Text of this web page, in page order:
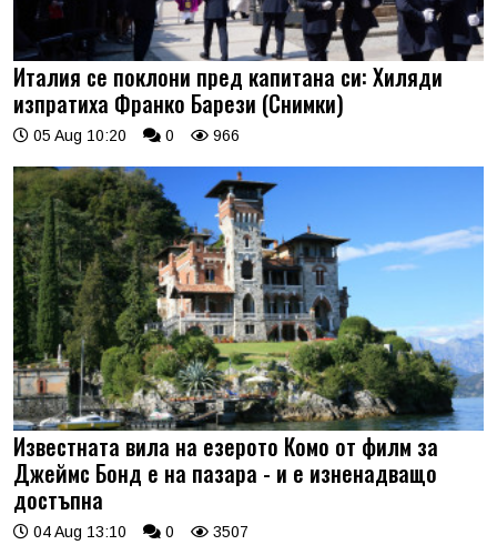
Италия се поклони пред капитана си: Хиляди
изпратиха Франко Барези (Снимки)
05 Aug 10:20 0 966
Известната вила на езерото Комо от филм за
Джеймс Бонд е на пазара - и е изненадващо
достъпна
04 Aug 13:10 0 3507